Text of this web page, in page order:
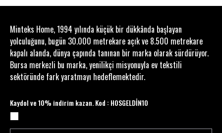
Kullanım Alanı: Plaj, havuz, deniz, hamam, sauna,
spa ve günlük kullanım
Doğal pamuk konforunu geleneksel hamam
kültürüyle buluşturan %100 Pamuk 80x170 cm
Türk Hamamı Peştemal Havlu ile yaz stilinize hafif
ve şık bir dokunuş katın.
Minteks Home, 1994 yılında küçük bir dükkânda başlayan
yolculuğunu, bugün 30.000 metrekare açık ve 8.500 metrekare
kapalı alanda, dünya çapında tanınan bir marka olarak sürdürüyor.
Bursa merkezli bu marka, yenilikçi misyonuyla ev tekstili
sektöründe fark yaratmayı hedeflemektedir.
Kaydol ve 10% indirim kazan. Kod : HOSGELDİN10